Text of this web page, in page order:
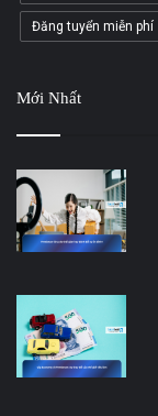
Đăng tuyển miễn phí
Mới Nhất